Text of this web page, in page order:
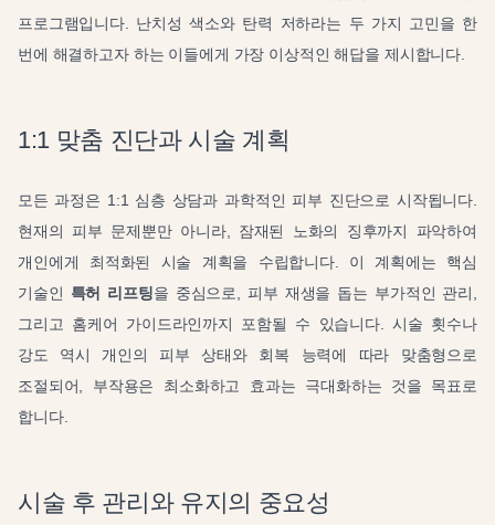
프로그램입니다. 난치성 색소와 탄력 저하라는 두 가지 고민을 한
번에 해결하고자 하는 이들에게 가장 이상적인 해답을 제시합니다.
1:1 맞춤 진단과 시술 계획
모든 과정은 1:1 심층 상담과 과학적인 피부 진단으로 시작됩니다.
현재의 피부 문제뿐만 아니라, 잠재된 노화의 징후까지 파악하여
개인에게 최적화된 시술 계획을 수립합니다. 이 계획에는 핵심
기술인 특허 리프팅을 중심으로, 피부 재생을 돕는 부가적인 관리,
그리고 홈케어 가이드라인까지 포함될 수 있습니다. 시술 횟수나
강도 역시 개인의 피부 상태와 회복 능력에 따라 맞춤형으로
조절되어, 부작용은 최소화하고 효과는 극대화하는 것을 목표로
합니다.
시술 후 관리와 유지의 중요성